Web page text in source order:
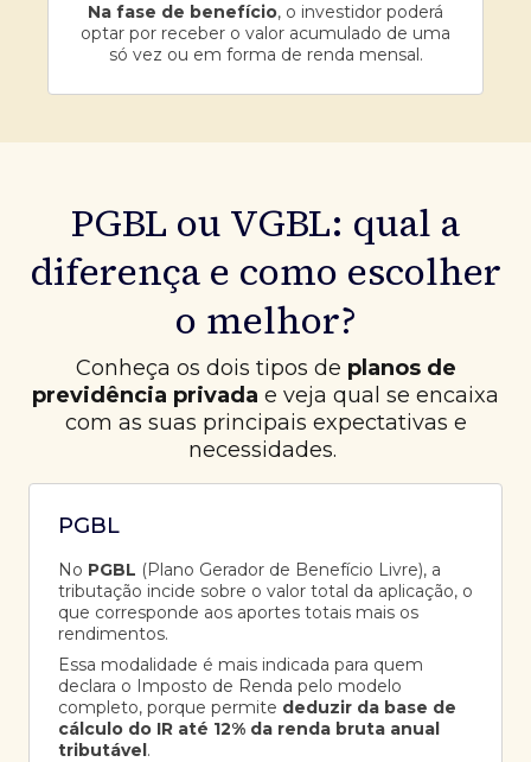
Na fase de benefício, o investidor poderá
optar por receber o valor acumulado de uma
só vez ou em forma de renda mensal.
PGBL ou VGBL: qual a
diferença e como escolher
o melhor?
Conheça os dois tipos de planos de
previdência privada e veja qual se encaixa
com as suas principais expectativas e
necessidades.
PGBL
No PGBL (Plano Gerador de Benefício Livre), a
tributação incide sobre o valor total da aplicação, o
que corresponde aos aportes totais mais os
rendimentos.
Essa modalidade é mais indicada para quem
declara o Imposto de Renda pelo modelo
completo, porque permite deduzir da base de
cálculo do IR até 12% da renda bruta anual
tributável.